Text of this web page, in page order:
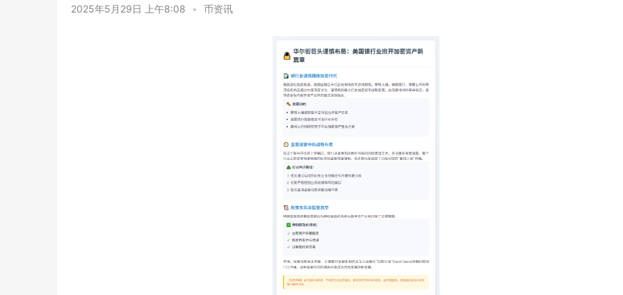
2025年5月29日 上午8:08 • 币资讯